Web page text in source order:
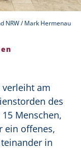
NRW / Mark Hermenau
am
des
Menschen,
ein offenes,
in